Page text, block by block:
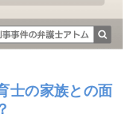
士の家族との面